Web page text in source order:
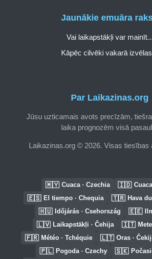
Par Laikazinas.org
Jūsu uzticamais avots precīzām,
laika prognozēm visā
Laikazinas.org © 2026. Visas tiesības
Jaunākie emuāra
Vai laikapstākļi var mainīt...
Kāpēc cilvēki vakarā
🇲🇾 Cuaca · Czechia 🇮🇩
🇪🇸 El tiempo · Chequia 🇹🇷 Hava
🇭🇺 Időjárás · Csehország 🇪🇪
🇱🇻 Laikapstākļi · Čehija 🇮🇹
🇫🇷 Météo · Tchéquie 🇱🇹 Oras ·
🇵🇱 Pogoda · Czechy 🇸🇰